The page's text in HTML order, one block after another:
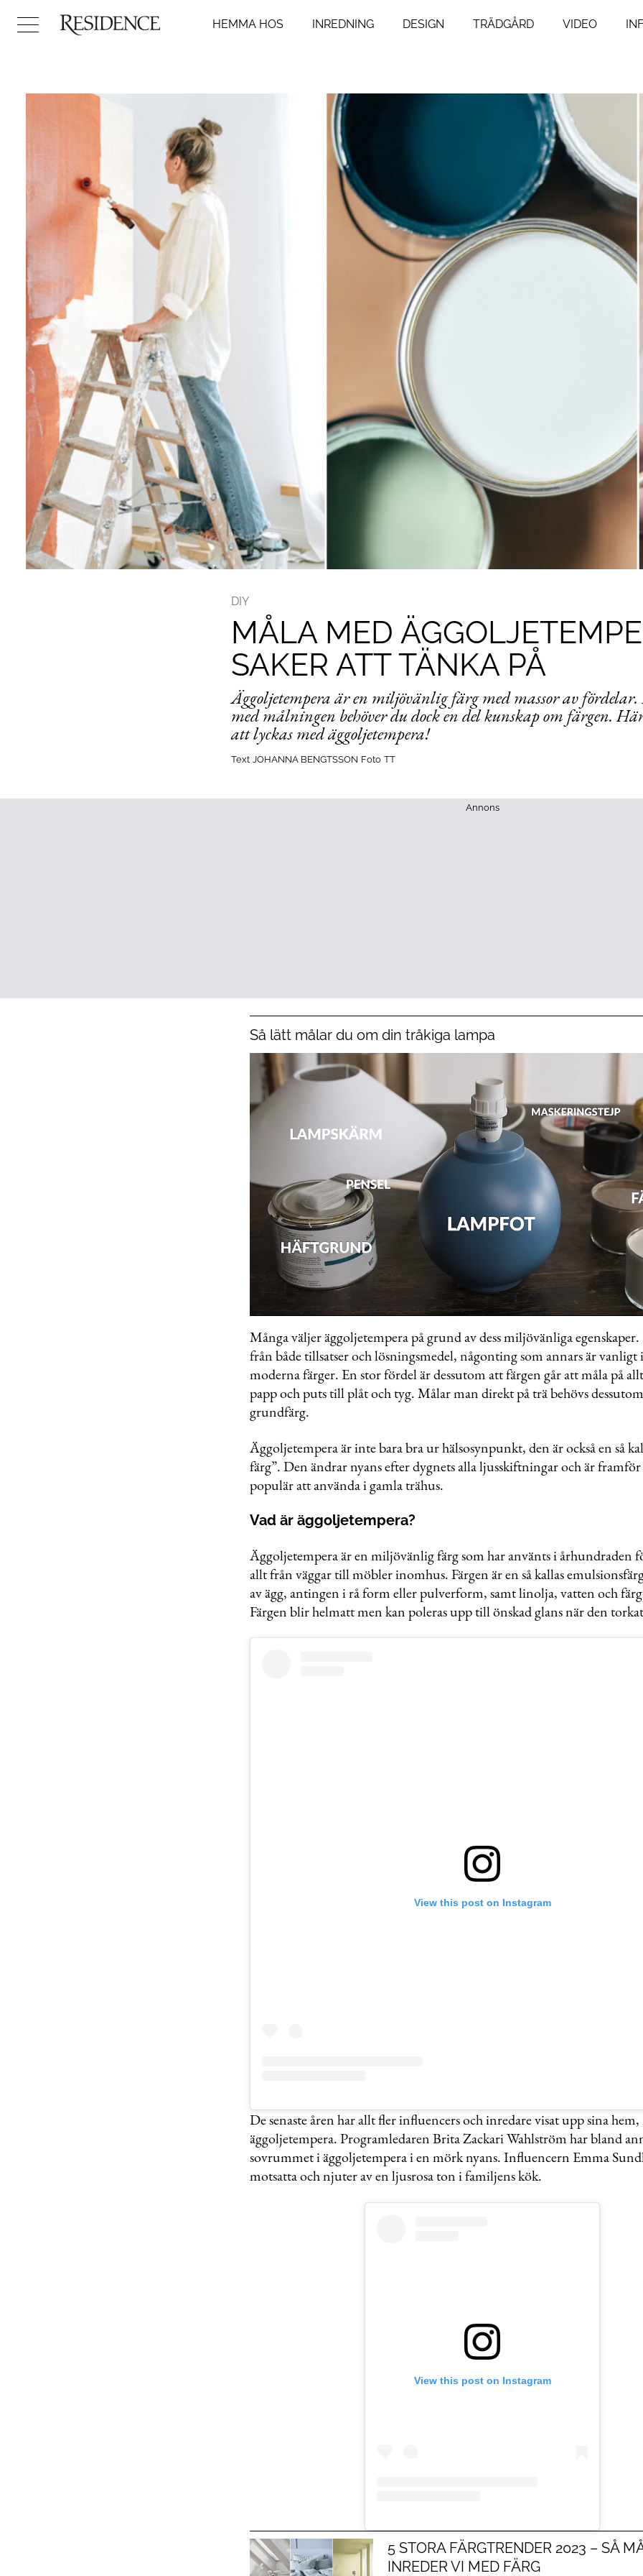
HEMMA HOS INREDNING DESIGN TRÄDGÅRD VIDEO
Arkitektur
Video
Badrum
Sovrum
Vardagsrum
Resor
Mat & Dryck
Influencers
DIY
MÅLA MED
SAKER ATT TÄNKA PÅ
Äggoljetempera är en miljövänlig färg med massor av fördelar.
med målningen behöver du dock en del kunskap om färgen.
att lyckas med äggoljetempera!
Text JOHANNA BENGTSSON Foto TT
Annons
Så lätt målar du om din tråkiga lampa
0
of
1
minute,
secondsVolume
Många väljer äggoljetempera på grund av dess miljövänliga
från både tillsatser och lösningsmedel, någonting som annars är vanligt
moderna färger. En stor fördel är dessutom att färgen går att måla på
papp och puts till plåt och tyg. Målar man direkt på trä behövs
grundfärg.
Äggoljetempera är inte bara bra ur hälsosynpunkt, den är också en så
färg”. Den ändrar nyans efter dygnets alla ljusskiftningar och är
populär att använda i gamla trähus.
Vad är äggoljetempera?
Äggoljetempera är en miljövänlig färg som har använts i århundraden
allt från väggar till möbler inomhus. Färgen är en så kallas
av ägg, antingen i rå form eller pulverform, samt linolja, vatten och
Färgen blir helmatt men kan poleras upp till önskad glans när den
View this post on Instagram
De senaste åren har allt fler influencers och inredare visat upp sina
äggoljetempera. Programledaren Brita Zackari Wahlström har bland
sovrummet i äggoljetempera i en mörk nyans. Influencern Emma
motsatta och njuter av en ljusrosa ton i familjens kök.
View this post on Instagram
5 STORA FÄRGTRENDER 2023 – SÅ
INREDER VI MED FÄRG